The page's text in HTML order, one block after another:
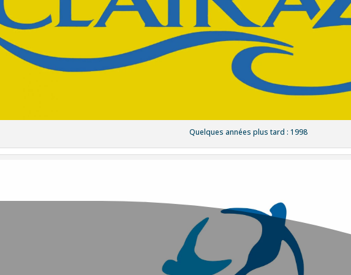
Quelques années plus tard : 1998